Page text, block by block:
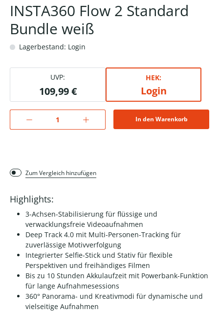
INSTA360 Flow 2 Standard
Bundle weiß
Lagerbestand: Login
UVP:
109,99 €
HEK:
Login
In den Warenkorb
Zum Vergleich hinzufügen
Highlights:
3-Achsen-Stabilisierung für flüssige und
verwacklungsfreie Videoaufnahmen
Deep Track 4.0 mit Multi-Personen-Tracking für
zuverlässige Motivverfolgung
Integrierter Selfie-Stick und Stativ für flexible
Perspektiven und freihändiges Filmen
Bis zu 10 Stunden Akkulaufzeit mit Powerbank-Funktion
für lange Aufnahmesessions
360° Panorama- und Kreativmodi für dynamische und
vielseitige Aufnahmen